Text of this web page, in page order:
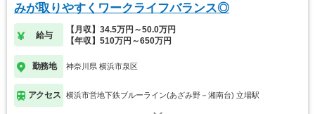
みが取りやすくワークライフバランス◎
給与
【月収】34.5万円～50.0万円
【年収】510万円～650万円
勤務地 神奈川県 横浜市泉区
アクセス 横浜市営地下鉄ブルーライン(あざみ野－湘南台) 立場駅